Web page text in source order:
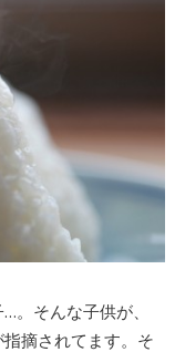
。そんな子供が、
摘されてます。そ